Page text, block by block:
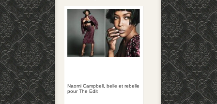
Naomi Campbell, belle et rebelle
pour The Edit